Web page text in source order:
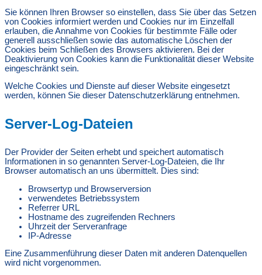
Sie können Ihren Browser so einstellen, dass Sie über das Setzen
von Cookies informiert werden und Cookies nur im Einzelfall
erlauben, die Annahme von Cookies für bestimmte Fälle oder
generell ausschließen sowie das automatische Löschen der
Cookies beim Schließen des Browsers aktivieren. Bei der
Deaktivierung von Cookies kann die Funktionalität dieser Website
eingeschränkt sein.
Welche Cookies und Dienste auf dieser Website eingesetzt
werden, können Sie dieser Datenschutzerklärung entnehmen.
Server-Log-Dateien
Der Provider der Seiten erhebt und speichert automatisch
Informationen in so genannten Server-Log-Dateien, die Ihr
Browser automatisch an uns übermittelt. Dies sind:
Browsertyp und Browserversion
verwendetes Betriebssystem
Referrer URL
Hostname des zugreifenden Rechners
Uhrzeit der Serveranfrage
IP-Adresse
Eine Zusammenführung dieser Daten mit anderen Datenquellen
wird nicht vorgenommen.